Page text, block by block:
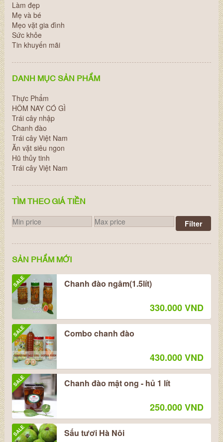
Làm đẹp
Mẹ và bé
Mẹo vặt gia đình
Sức khỏe
Tin khuyến mãi
DANH MỤC SẢN PHẨM
Thực Phẩm
HÔM NAY CÓ GÌ
Trái cây nhập
Chanh đào
Trái cây Việt Nam
Ăn vặt siêu ngon
Hũ thủy tinh
Trái cây Việt Nam
TÌM THEO GIÁ TIỀN
Filter
SẢN PHẨM MỚI
SALE Chanh đào ngâm(1.5lít)
330.000 VND
SALE Combo chanh đào
430.000 VND
SALE Chanh đào mật ong - hủ 1 lít
250.000 VND
SALE Sấu tươi Hà Nôi